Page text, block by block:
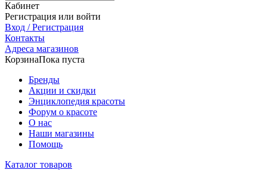
Кабинет
Регистрация или войти
Вход / Регистрация
Контакты
Адреса магазинов
КорзинаПока пуста
Бренды
Акции и скидки
Энциклопедия красоты
Форум о красоте
О нас
Наши магазины
Помощь
Каталог товаров